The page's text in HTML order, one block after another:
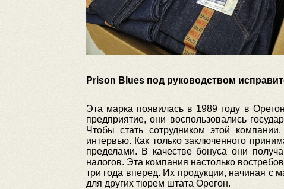
Prison Blues под руководством
Эта марка появилась в 1989 году в
предприятие, они воспользовались
Чтобы стать сотрудником этой
интервью. Как только заключенного
пределами. В качестве бонуса они
налогов. Эта компания настолько
три года вперед. Их продукции, начиная с
для других тюрем штата Орегон.